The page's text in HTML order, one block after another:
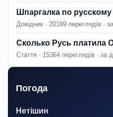
Шпаргалка по
Довідник · 20199 переглядів ·
Сколько Русь платила
Стаття · 15364 переглядів · за
Погода
Нетішин